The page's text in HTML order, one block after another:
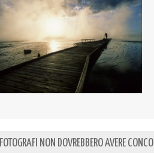
I FOTOGRAFI NON DOVREBBERO AVERE